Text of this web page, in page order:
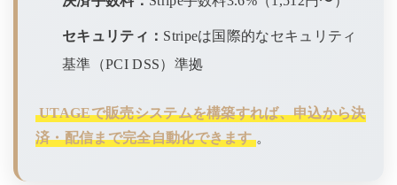
セキュリティ： Stripeは国際的なセキュリティ
基準（PCI DSS）準拠
UTAGEで販売システムを構築すれば、申込から決
済・配信まで完全自動化できます 。